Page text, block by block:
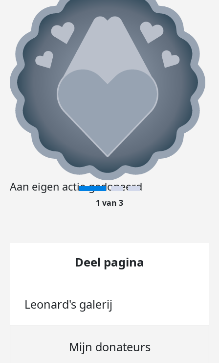
Aan eigen actie gedoneerd
1 van 3
Deel pagina
Leonard's galerij
Mijn donateurs